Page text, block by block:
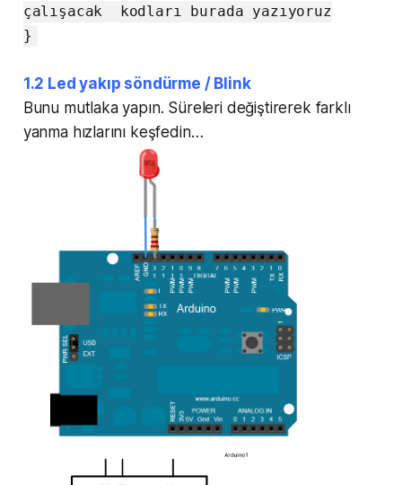
çalışacak kodları burada yazıyoruz
}
1.2 Led yakıp söndürme / Blink
Bunu mutlaka yapın. Süreleri değiştirerek farklı
yanma hızlarını keşfedin…